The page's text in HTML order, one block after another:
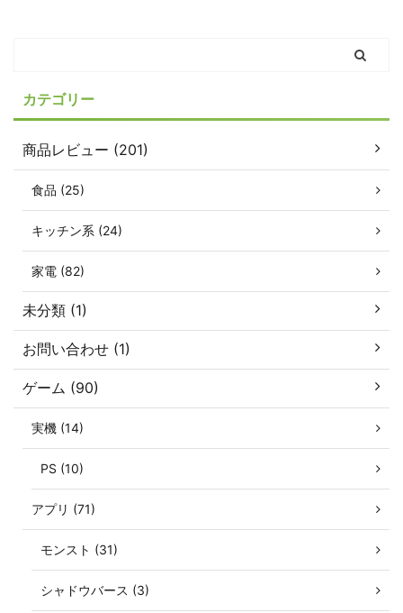
カテゴリー
商品レビュー (201)
食品 (25)
キッチン系 (24)
家電 (82)
未分類 (1)
お問い合わせ (1)
ゲーム (90)
実機 (14)
PS (10)
アプリ (71)
モンスト (31)
シャドウバース (3)